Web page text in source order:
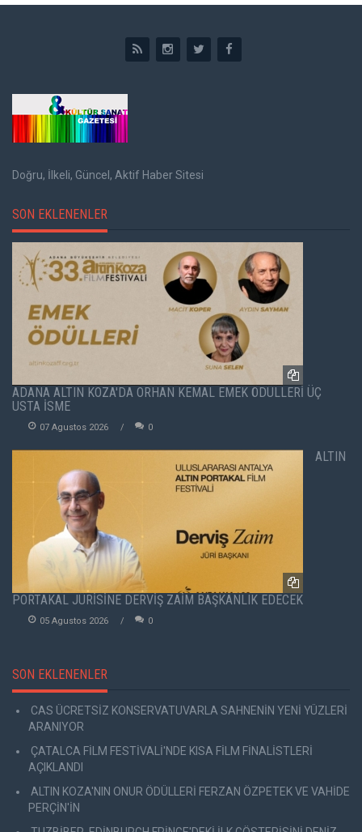
Doğru, İlkeli, Güncel, Aktif Haber Sitesi
SON EKLENENLER
ADANA ALTIN KOZA'DA ORHAN KEMAL EMEK ÖDÜLLERİ ÜÇ
USTA İSME
07 Agustos 2026 0
ALTIN
PORTAKAL JÜRİSİNE DERVİŞ ZAİM BAŞKANLIK EDECEK
05 Agustos 2026 0
SON EKLENENLER
CAS ÜCRETSİZ KONSERVATUVARLA SAHNENİN YENİ YÜZLERİ
ARANIYOR
ÇATALCA FİLM FESTİVALİ'NDE KISA FİLM FİNALİSTLERİ
AÇIKLANDI
ALTIN KOZA'NIN ONUR ÖDÜLLERİ FERZAN ÖZPETEK VE VAHİDE
PERÇİN'İN